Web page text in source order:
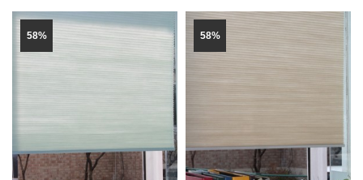
58% 58%